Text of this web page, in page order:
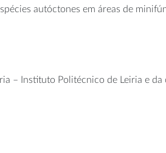
autóctones em áreas de
– Instituto Politécnico de Leiria e